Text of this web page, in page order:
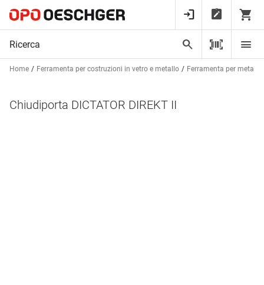
Home Ferramenta per costruzioni in vetro e metallo Ferramenta per
Chiudiporta DICTATOR DIREKT II